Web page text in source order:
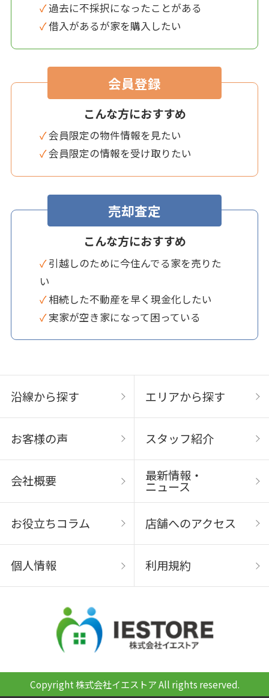
✓ 過去に不採択になったことがある
✓ 借入があるが家を購入したい
会員登録
こんな方におすすめ
✓ 会員限定の物件情報を見たい
✓ 会員限定の情報を受け取りたい
売却査定
こんな方におすすめ
✓ 引越しのために今住んでる家を売りた
い
✓ 相続した不動産を早く現金化したい
✓ 実家が空き家になって困っている
沿線から探す エリアから探す
お客様の声 スタッフ紹介
会社概要 最新情報・
ニュース
お役立ちコラム 店舗へのアクセス
個人情報 利用規約
Copyright 株式会社イエストア All rights reserved.